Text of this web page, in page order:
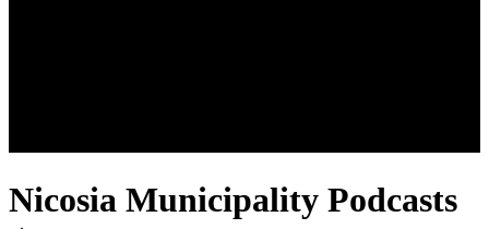
Nicosia Municipality Podcasts